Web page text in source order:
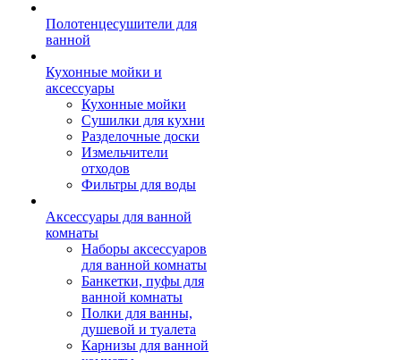
Полотенцесушители для
ванной
Кухонные мойки и
аксессуары
Кухонные мойки
Сушилки для кухни
Разделочные доски
Измельчители
отходов
Фильтры для воды
Аксессуары для ванной
комнаты
Наборы аксессуаров
для ванной комнаты
Банкетки, пуфы для
ванной комнаты
Полки для ванны,
душевой и туалета
Карнизы для ванной